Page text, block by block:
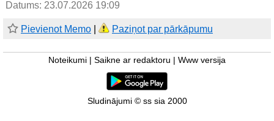
Datums: 23.07.2026 19:09
Pievienot Memo Paziņot par pārkāpumu
Noteikumi Saikne ar redaktoru Www versija
Sludinājumi © ss sia 2000